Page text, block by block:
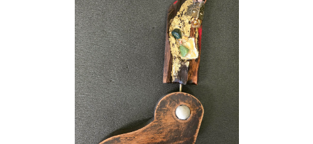
Spleť
Ľudovít Ševčík
Plátno
100cm x 80cm
22 000 Kč